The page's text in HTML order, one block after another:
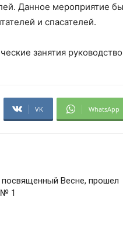
Данное мероприятие
и спасателей.
занятия
VK WhatsApp
Весне, прошел
1